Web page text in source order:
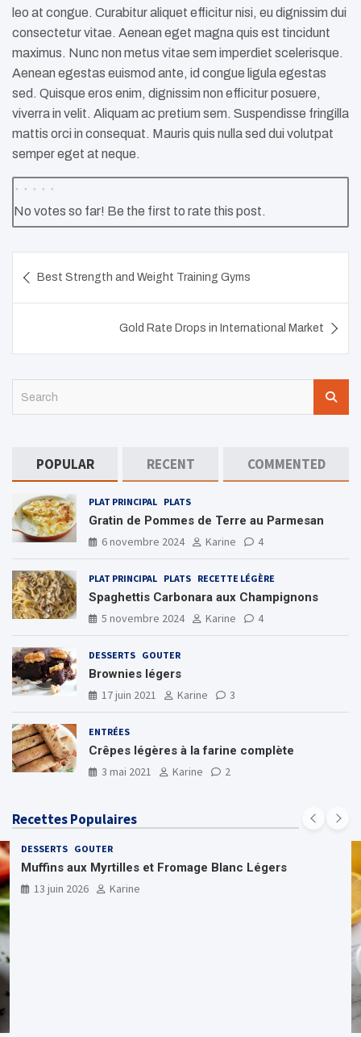
leo at congue. Curabitur aliquet efficitur nisi, eu dignissim dui
consectetur vitae. Aenean eget magna quis est tincidunt
maximus. Nunc non metus vitae sem imperdiet scelerisque.
Aenean egestas euismod ante, id congue ligula egestas
sed. Quisque eros enim, dignissim non efficitur posuere,
viverra in velit. Aliquam ac pretium sem. Suspendisse fringilla
mattis orci in consequat. Mauris quis nulla sed dui volutpat
semper eget at neque.
No votes so far! Be the first to rate this post.
de
Best Strength and Weight Training Gyms
Gold Rate Drops in International Market
POPULAR RECENT COMMENTED
PLAT PRINCIPAL PLATS
Gratin de Pommes de Terre au Parmesan
6 novembre 2024
Karine 4
PLAT PRINCIPAL PLATS RECETTE LÉGÈRE
Spaghettis Carbonara aux Champignons
5 novembre 2024
Karine 4
DESSERTS GOUTER
Brownies légers
17 juin 2021
Karine 3
ENTRÉES
Crêpes légères à la farine complète
3 mai 2021
Karine 2
Recettes Populaires
DESSERTS GOUTER
Muffins aux Myrtilles et Fromage Blanc Légers
13 juin 2026
Karine